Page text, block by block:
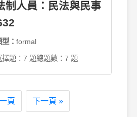
制人員：民法與民事
： formal
擇題：7 題總題數：7 題
頁 下一頁 »